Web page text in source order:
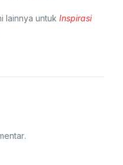
lainnya untukInspirasi